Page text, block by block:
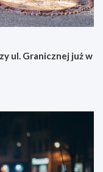
ul. Granicznej już w